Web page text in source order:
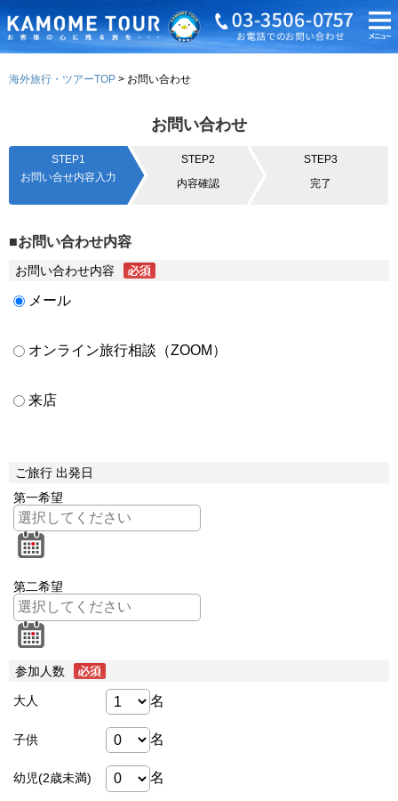
海外旅行・ツアーTOP お問い合わせ
お問い合わせ
STEP1
お問い合せ内容入力
STEP2
内容確認
STEP3
完了
■お問い合わせ内容
お問い合わせ内容
メール
オンライン旅行相談（ZOOM）
来店
ご旅行 出発日
第一希望
第二希望
参加人数
大人 名
子供 名
幼児(2歳未満) 名